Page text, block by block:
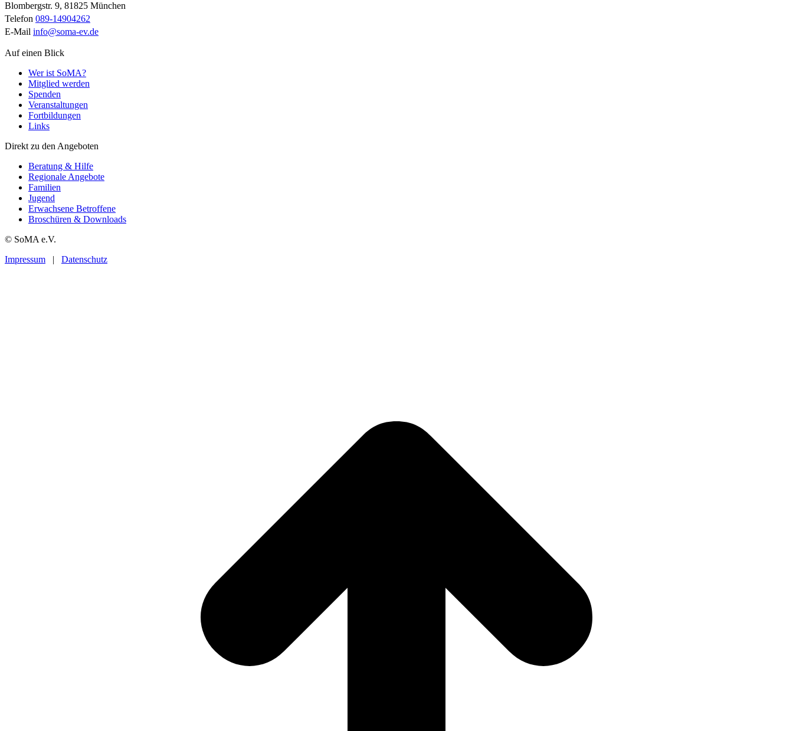
Blombergstr. 9, 81825 München
Telefon 089-14904262
E-Mail info@soma-ev.de
Auf einen Blick
Wer ist SoMA?
Mitglied werden
Spenden
Veranstaltungen
Fortbildungen
Links
Direkt zu den Angeboten
Beratung & Hilfe
Regionale Angebote
Familien
Jugend
Erwachsene Betroffene
Broschüren & Downloads
© SoMA e.V.
Impressum | Datenschutz